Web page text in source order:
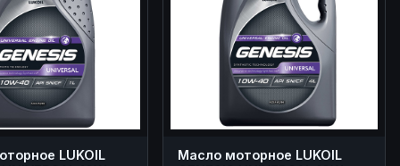
LUKOIL
Масло моторное LUKOIL